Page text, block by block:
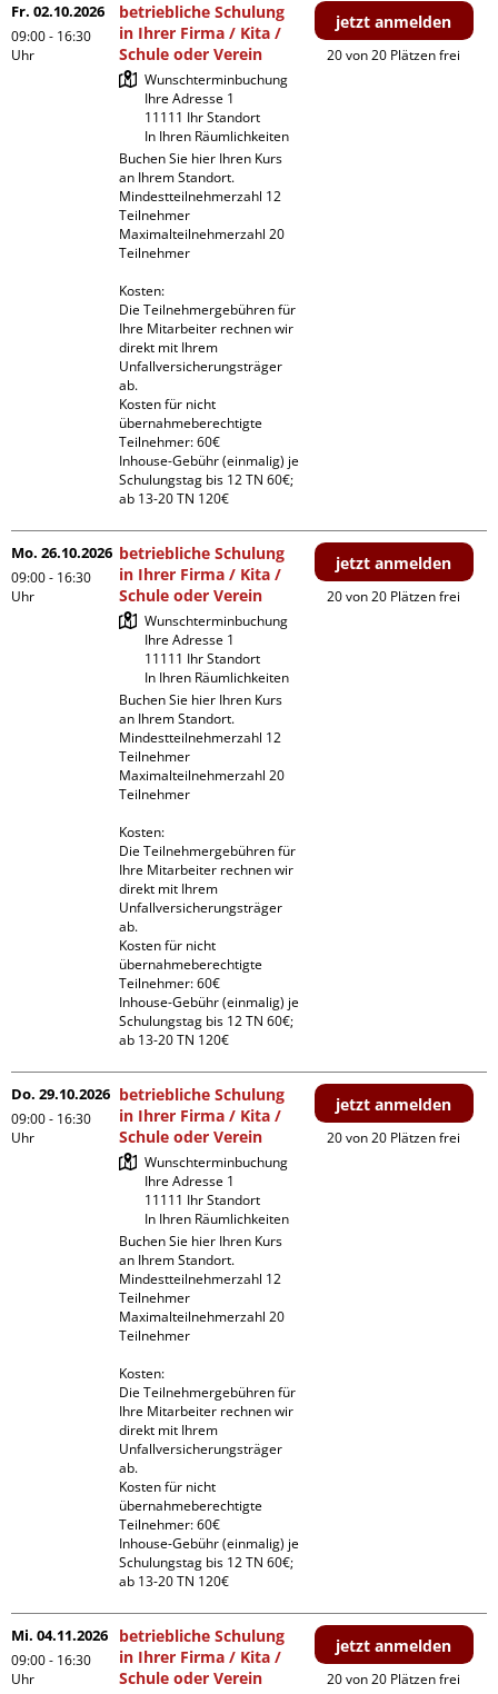
Fr. 02.10.2026
09:00 - 16:30
Uhr
betriebliche Schulung
in Ihrer Firma / Kita /
Schule oder Verein
Wunschterminbuchung
Ihre Adresse 1
11111 Ihr Standort
In Ihren Räumlichkeiten
Buchen Sie hier Ihren Kurs
an Ihrem Standort.
Mindestteilnehmerzahl 12
Teilnehmer
Maximalteilnehmerzahl 20
Teilnehmer
Kosten:
Die Teilnehmergebühren für
Ihre Mitarbeiter rechnen wir
direkt mit Ihrem
Unfallversicherungsträger
ab.
Kosten für nicht
übernahmeberechtigte
Teilnehmer: 60€
Inhouse-Gebühr (einmalig) je
Schulungstag bis 12 TN 60€;
ab 13-20 TN 120€
jetzt anmelden
20 von 20 Plätzen frei
Mo. 26.10.2026
09:00 - 16:30
Uhr
betriebliche Schulung
in Ihrer Firma / Kita /
Schule oder Verein
Wunschterminbuchung
Ihre Adresse 1
11111 Ihr Standort
In Ihren Räumlichkeiten
Buchen Sie hier Ihren Kurs
an Ihrem Standort.
Mindestteilnehmerzahl 12
Teilnehmer
Maximalteilnehmerzahl 20
Teilnehmer
Kosten:
Die Teilnehmergebühren für
Ihre Mitarbeiter rechnen wir
direkt mit Ihrem
Unfallversicherungsträger
ab.
Kosten für nicht
übernahmeberechtigte
Teilnehmer: 60€
Inhouse-Gebühr (einmalig) je
Schulungstag bis 12 TN 60€;
ab 13-20 TN 120€
jetzt anmelden
20 von 20 Plätzen frei
Do. 29.10.2026
09:00 - 16:30
Uhr
betriebliche Schulung
in Ihrer Firma / Kita /
Schule oder Verein
Wunschterminbuchung
Ihre Adresse 1
11111 Ihr Standort
In Ihren Räumlichkeiten
Buchen Sie hier Ihren Kurs
an Ihrem Standort.
Mindestteilnehmerzahl 12
Teilnehmer
Maximalteilnehmerzahl 20
Teilnehmer
Kosten:
Die Teilnehmergebühren für
Ihre Mitarbeiter rechnen wir
direkt mit Ihrem
Unfallversicherungsträger
ab.
Kosten für nicht
übernahmeberechtigte
Teilnehmer: 60€
Inhouse-Gebühr (einmalig) je
Schulungstag bis 12 TN 60€;
ab 13-20 TN 120€
jetzt anmelden
20 von 20 Plätzen frei
Mi. 04.11.2026
09:00 - 16:30
Uhr
betriebliche Schulung
in Ihrer Firma / Kita /
Schule oder Verein
jetzt anmelden
20 von 20 Plätzen frei